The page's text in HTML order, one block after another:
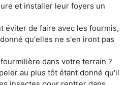
et installer leur foyers un
éviter de faire avec les fourmis,
qu'elles ne s'en iront pas
dans votre terrain ?
au plus tôt étant donné qu'il